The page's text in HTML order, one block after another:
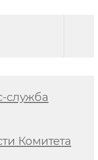
служба
Комитета